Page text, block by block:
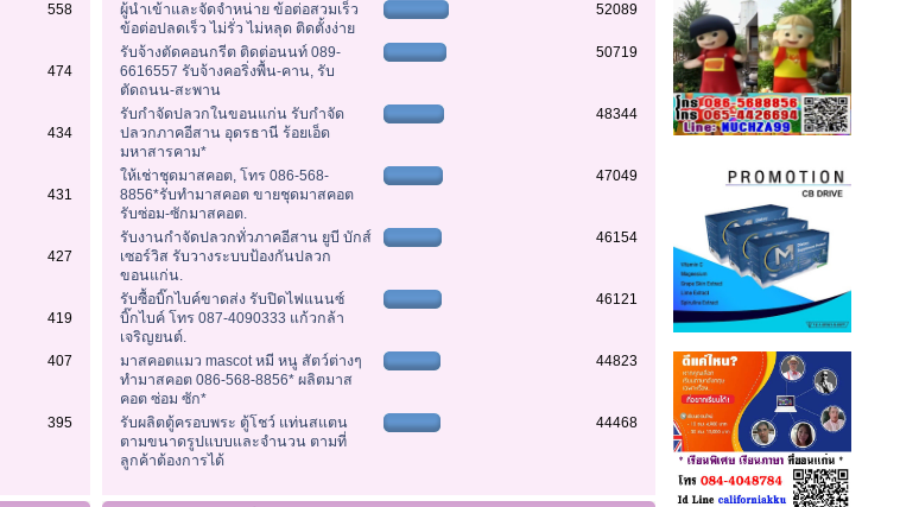
558
474
434
431
427
419
407
395
ผู้นำเข้าและจัดจำหน่าย ข้อต่อสวมเร็ว
ข้อต่อปลดเร็ว ไม่รั่ว ไม่หลุด ติดตั้งง่าย
52089
รับจ้างตัดคอนกรีต ติดต่อนนท์ 089-
6616557 รับจ้างคอริ่งพื้น-คาน, รับ
ตัดถนน-สะพาน
50719
รับกำจัดปลวกในขอนแก่น รับกำจัด
ปลวกภาคอีสาน อุดรธานี ร้อยเอ็ด
มหาสารคาม*
48344
ให้เช่าชุดมาสคอต, โทร 086-568-
8856*รับทำมาสคอต ขายชุดมาสคอต
รับซ่อม-ซักมาสคอต.
47049
รับงานกำจัดปลวกทั่วภาคอีสาน ยูบี บักส์
เซอร์วิส รับวางระบบป้องกันปลวก
ขอนแก่น.
46154
รับซื้อบิ๊กไบค์ขาดส่ง รับปิดไฟแนนซ์
บิ๊กไบค์ โทร 087-4090333 แก้วกล้า
เจริญยนต์.
46121
มาสคอตแมว mascot หมี หนู สัตว์ต่างๆ
ทำมาสคอต 086-568-8856* ผลิตมาส
คอต ซ่อม ซัก*
44823
รับผลิตตู้ครอบพระ ตู้โชว์ แท่นสแตน
ตามขนาดรูปแบบและจำนวน ตามที่
ลูกค้าต้องการได้
44468